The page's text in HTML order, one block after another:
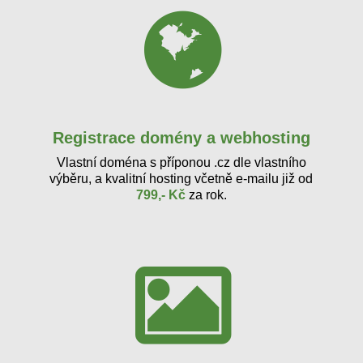
Registrace domény a webhosting
Vlastní doména s příponou .cz dle vlastního
výběru, a kvalitní hosting včetně e-mailu již od
799,- Kčza rok.